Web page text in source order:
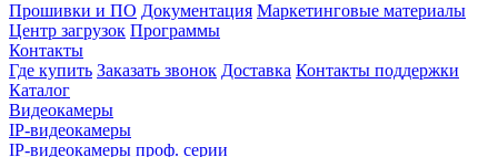
Прошивки и ПО Документация Маркетинговые материалы
Центр загрузок Программы
Контакты
Где купить Заказать звонок Доставка Контакты поддержки
Каталог
Видеокамеры
IP-видеокамеры
IP-видеокамеры проф. серии